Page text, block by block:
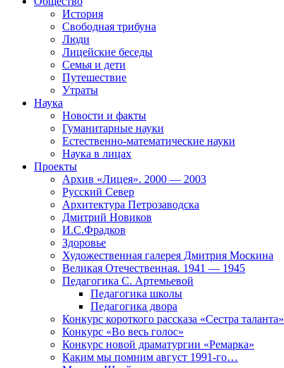
История
Свободная трибуна
Люди
Лицейские беседы
Семья и дети
Путешествие
Утраты
Наука
Новости и факты
Гуманитарные науки
Естественно-математические науки
Наука в лицах
Проекты
Архив «Лицея». 2000 — 2003
Русский Север
Архитектура Петрозаводска
Дмитрий Новиков
И.С.Фрадков
Здоровье
Художественная галерея Дмитрия Москина
Великая Отечественная. 1941 — 1945
Педагогика С. Артемьевой
Педагогика школы
Педагогика двора
Конкурс короткого рассказа «Сестра таланта»
Конкурс «Во весь голос»
Конкурс новой драматургии «Ремарка»
Каким мы помним август 1991-го…